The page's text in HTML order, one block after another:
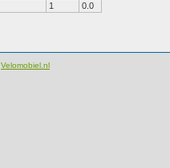
1 0.0
Velomobiel.nl